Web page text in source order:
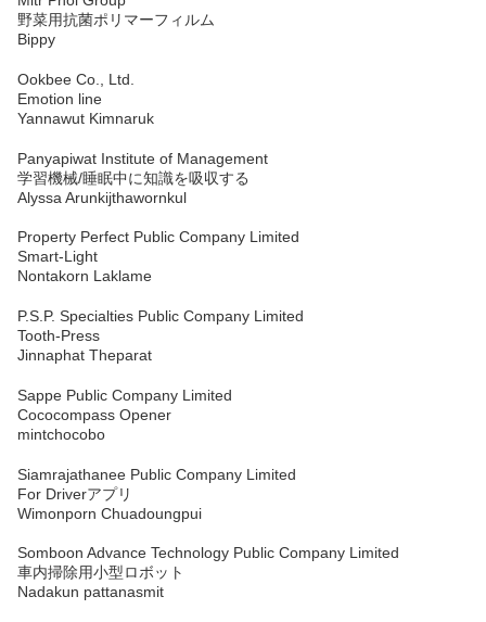
野菜用抗菌ポリマーフィルム
Bippy
Ookbee Co., Ltd.
Emotion line
Yannawut Kimnaruk
Panyapiwat Institute of Management
学習機械/睡眠中に知識を吸収する
Alyssa Arunkijthawornkul
Property Perfect Public Company Limited
Smart-Light
Nontakorn Laklame
P.S.P. Specialties Public Company Limited
Tooth-Press
Jinnaphat Theparat
Sappe Public Company Limited
Cococompass Opener
mintchocobo
Siamrajathanee Public Company Limited
For Driverアプリ
Wimonporn Chuadoungpui
Somboon Advance Technology Public Company Limited
車内掃除用小型ロボット
Nadakun pattanasmit